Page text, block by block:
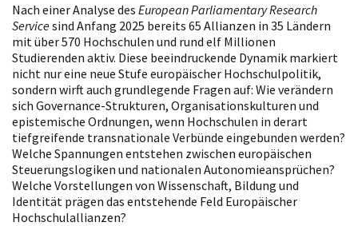
Nach einer Analyse des European Parliamentary Research
Servicesind Anfang 2025 bereits 65 Allianzen in 35 Ländern
mit über 570 Hochschulen und rund elf Millionen
Studierenden aktiv. Diese beeindruckende Dynamik markiert
nicht nur eine neue Stufe europäischer Hochschulpolitik,
sondern wirft auch grundlegende Fragen auf: Wie verändern
sich Governance-Strukturen, Organisationskulturen und
epistemische Ordnungen, wenn Hochschulen in derart
tiefgreifende transnationale Verbünde eingebunden werden?
Welche Spannungen entstehen zwischen europäischen
Steuerungslogiken und nationalen Autonomieansprüchen?
Welche Vorstellungen von Wissenschaft, Bildung und
Identität prägen das entstehende Feld Europäischer
Hochschulallianzen?